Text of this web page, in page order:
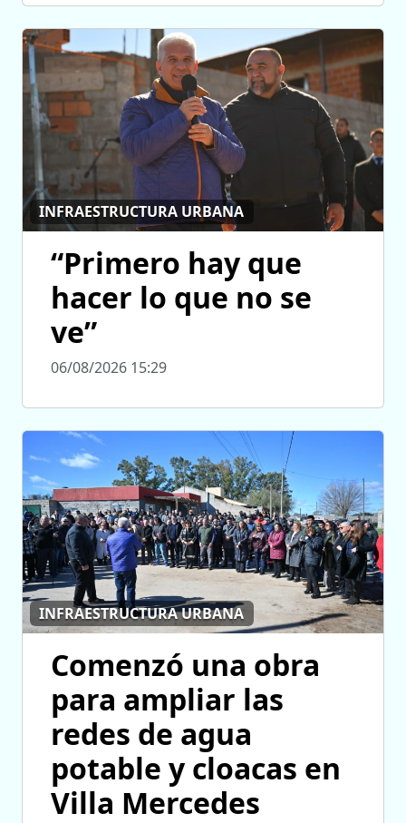
INFRAESTRUCTURA URBANA
“Primero hay que
hacer lo que no se
ve”
06/08/2026 15:29
INFRAESTRUCTURA URBANA
Comenzó una obra
para ampliar las
redes de agua
potable y cloacas en
Villa Mercedes